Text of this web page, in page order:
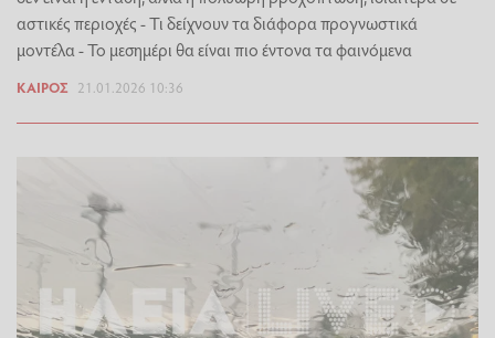
αστικές περιοχές - Τι δείχνουν τα διάφορα προγνωστικά
μοντέλα - Το μεσημέρι θα είναι πιο έντονα τα φαινόμενα
ΚΑΙΡΌΣ 21.01.2026 10:36